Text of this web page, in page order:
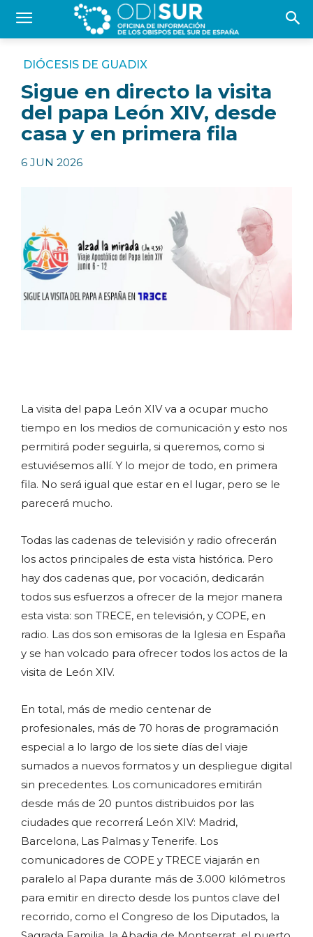
DIÓCESIS DE GUADIX
Sigue en directo la visita
del papa León XIV, desde
casa y en primera fila
6 JUN 2026
La visita del papa León XIV va a ocupar mucho
tiempo en los medios de comunicación y esto nos
permitirá poder seguirla, si queremos, como si
estuviésemos allí. Y lo mejor de todo, en primera
fila. No será igual que estar en el lugar, pero se le
parecerá mucho.
Todas las cadenas de televisión y radio ofrecerán
los actos principales de esta vista histórica. Pero
hay dos cadenas que, por vocación, dedicarán
todos sus esfuerzos a ofrecer de la mejor manera
esta vista: son TRECE, en televisión, y COPE, en
radio. Las dos son emisoras de la Iglesia en España
y se han volcado para ofrecer todos los actos de la
visita de León XIV.
En total, más de medio centenar de
profesionales, más de 70 horas de programación
especial a lo largo de los siete días del viaje
sumados a nuevos formatos y un despliegue digital
sin precedentes. Los comunicadores emitirán
desde más de 20 puntos distribuidos por las
ciudades que recorrerá́ León XIV: Madrid,
Barcelona, Las Palmas y Tenerife. Los
comunicadores de COPE y TRECE viajarán en
paralelo al Papa durante más de 3.000 kilómetros
para emitir en directo desde los puntos clave del
recorrido, como el Congreso de los Diputados, la